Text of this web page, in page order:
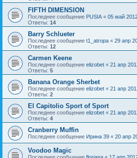
FIFTH DIMENSION
Последнее сообщение PUSIA « 05 май
Ответы: 14
Barry Schlueter
Последнее сообщение t1_atropa « 29 апр
Ответы: 12
Carmen Keene
Последнее сообщение elizobet « 21 апр
Ответы: 5
Banana Orange Sherbet
Последнее сообщение elizobet « 21 апр
Ответы: 2
El Capitolio Sport of Sport
Последнее сообщение elizobet « 21 апр
Ответы: 4
Cranberry Muffin
Последнее сообщение Ирина 39 « 20 апр
Voodoo Magic